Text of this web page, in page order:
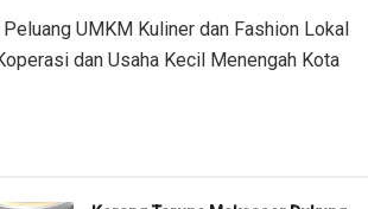
UMKM Kuliner dan Fashion Lokal
dan Usaha Kecil Menengah Kota